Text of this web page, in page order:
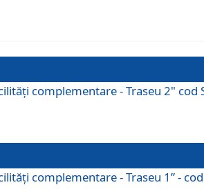
complementare - Traseu 2" cod
complementare - Traseu 1” - cod